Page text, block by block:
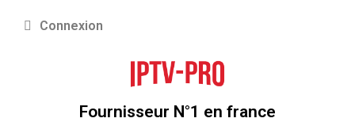
Connexion
Fournisseur N°1 en france